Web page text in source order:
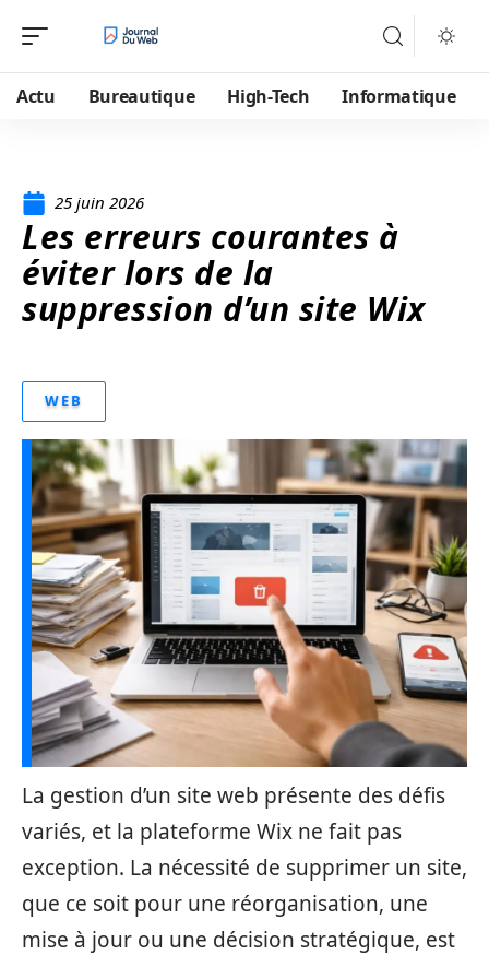
Actu Bureautique High-Tech Informatique
25 juin 2026
Les erreurs courantes à
éviter lors de la
suppression d’un site Wix
WEB
La gestion d’un site web présente des défis
variés, et la plateforme Wix ne fait pas
exception. La nécessité de supprimer un site,
que ce soit pour une réorganisation, une
mise à jour ou une décision stratégique, est